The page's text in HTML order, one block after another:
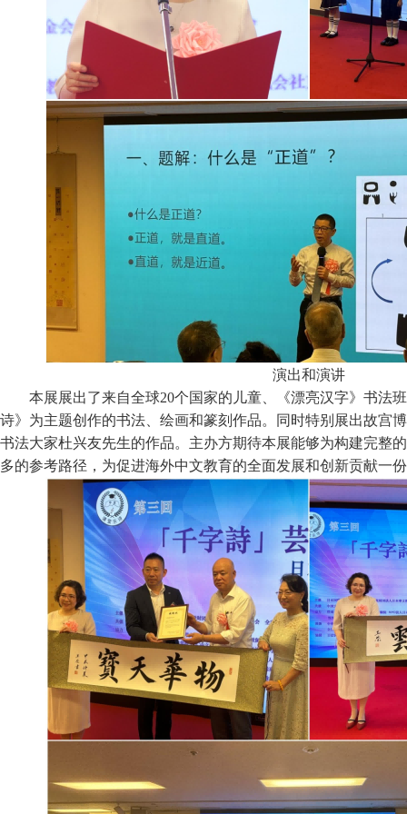
演出和演讲
本展展出了来自全球20个国家的儿童、《漂亮汉字》书法
诗》为主题创作的书法、绘画和篆刻作品。同时特别展出故宫
书法大家杜兴友先生的作品。主办方期待本展能够为构建完整
多的参考路径，为促进海外中文教育的全面发展和创新贡献一